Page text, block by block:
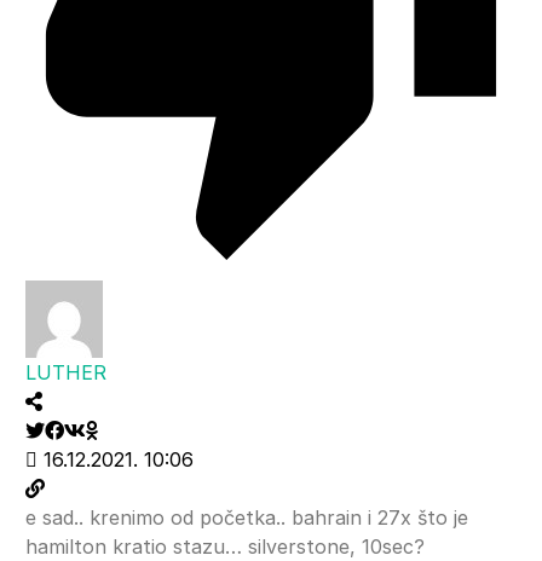
LUTHER
16.12.2021. 10:06
e sad.. krenimo od početka.. bahrain i 27x što je
hamilton kratio stazu… silverstone, 10sec?